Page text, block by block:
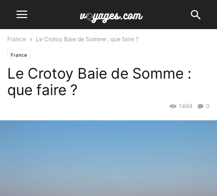
France Le Crotoy Baie de Somme : que faire ?
France
Le Crotoy Baie de Somme :
que faire ?
0
1464